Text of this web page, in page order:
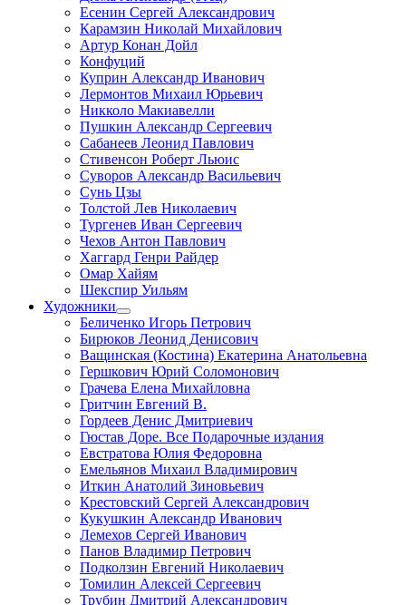
Есенин Сергей Александрович
Карамзин Николай Михайлович
Артур Конан Дойл
Конфуций
Куприн Александр Иванович
Лермонтов Михаил Юрьевич
Никколо Макиавелли
Пушкин Александр Сергеевич
Сабанеев Леонид Павлович
Стивенсон Роберт Льюис
Суворов Александр Васильевич
Сунь Цзы
Толстой Лев Николаевич
Тургенев Иван Сергеевич
Чехов Антон Павлович
Хаггард Генри Райдер
Омар Хайям
Шекспир Уильям
Художники
Беличенко Игорь Петрович
Бирюков Леонид Денисович
Ващинская (Костина) Екатерина Анатольевна
Гершкович Юрий Соломонович
Грачева Елена Михайловна
Гритчин Евгений В.
Гордеев Денис Дмитриевич
Гюстав Доре. Все Подарочные издания
Евстратова Юлия Федоровна
Емельянов Михаил Владимирович
Иткин Анатолий Зиновьевич
Крестовский Сергей Александрович
Кукушкин Александр Иванович
Лемехов Сергей Иванович
Панов Владимир Петрович
Подколзин Евгений Николаевич
Томилин Алексей Сергеевич
Трубин Дмитрий Александрович